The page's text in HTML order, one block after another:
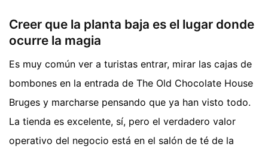
Creer que la planta baja es el lugar donde
ocurre la magia
Es muy común ver a turistas entrar, mirar las cajas de
bombones en la entrada de The Old Chocolate House
Bruges y marcharse pensando que ya han visto todo.
La tienda es excelente, sí, pero el verdadero valor
operativo del negocio está en el salón de té de la